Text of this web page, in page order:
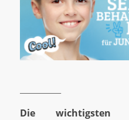
Die wichtigsten